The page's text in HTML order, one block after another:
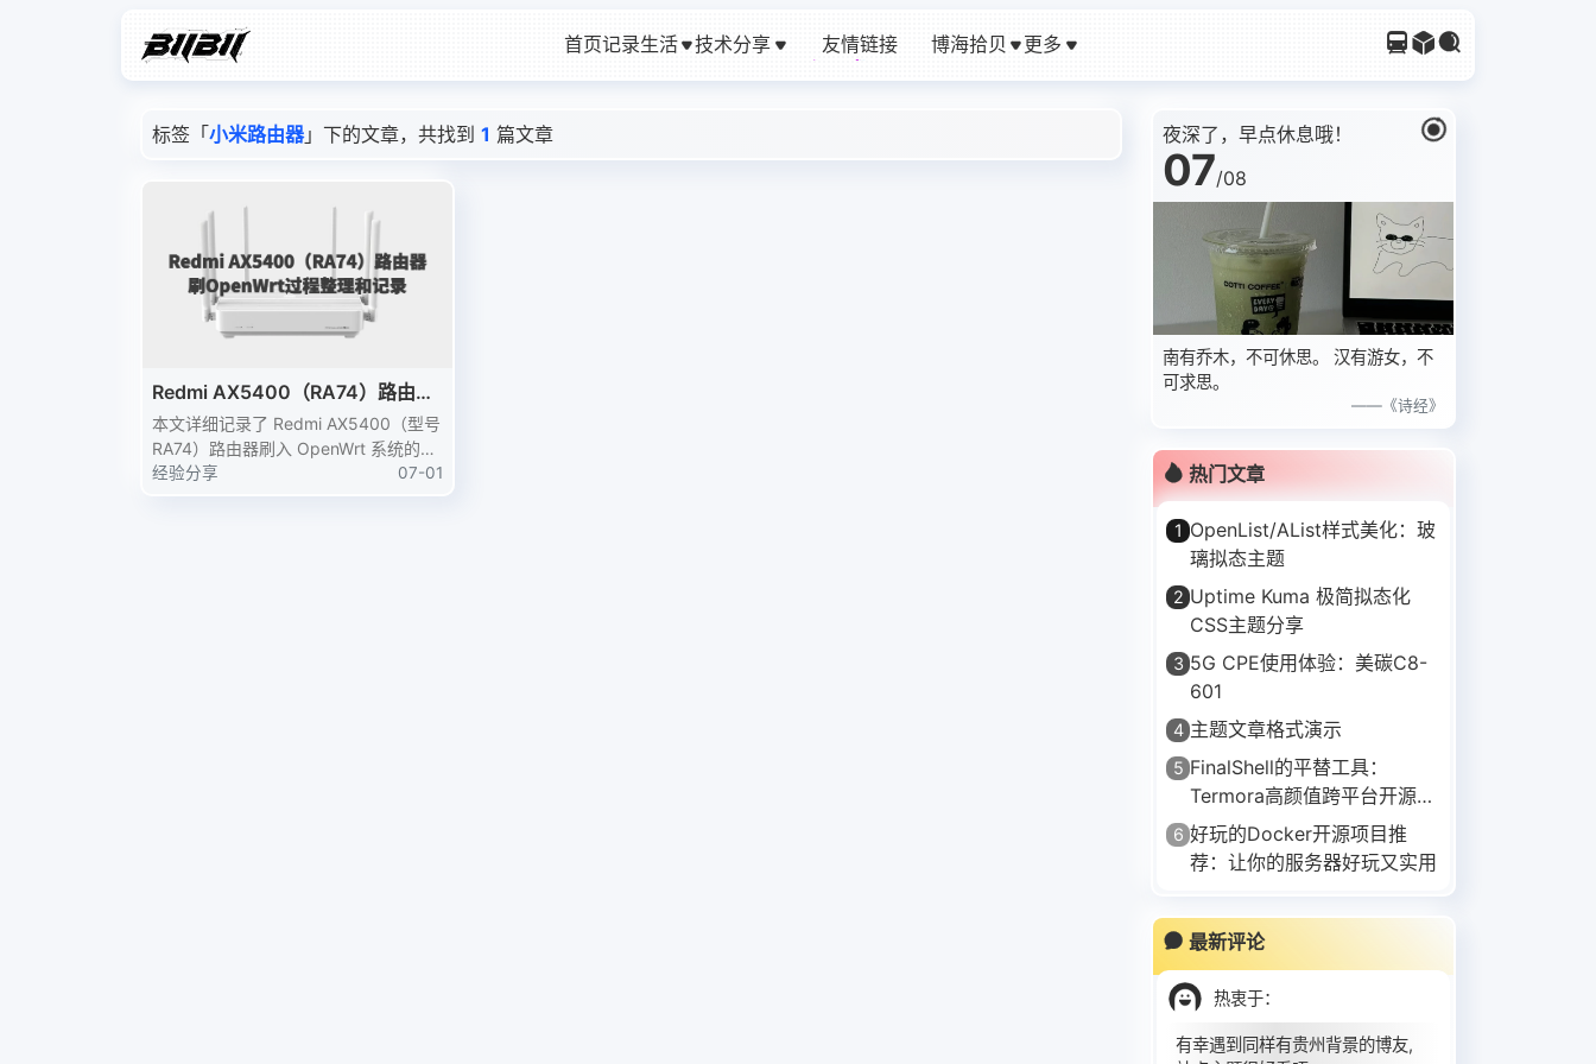
首页记录生活 技术分享 友情链接 博海拾贝 更多
标签「 小米路由器」下的文章，共找到 1 篇文章
Redmi AX5400（RA74）路由器
刷OpenWrt过程整理和记录
本文详细记录了 Redmi AX5400（型号
RA74）路由器刷入 OpenWrt 系统的完
整过程。从确认路由器版本、下载 XMi
R-Patcher 工具和固件，到开启 SSH、
经验分享 07-01
夜深了，早点休息哦！
07/08
南有乔木，不可休思。 汉有游女，不
可求思。
——《诗经》
热门文章
1 OpenList/AList样式美化：玻
璃拟态主题
2 Uptime Kuma 极简拟态化
CSS主题分享
3 5G CPE使用体验：美碳C8-
601
4 主题文章格式演示
5 FinalShell的平替工具：
Termora高颜值跨平台开源
SSH客户端
6 好玩的Docker开源项目推
荐：让你的服务器好玩又实用
最新评论
热衷于：
有幸遇到同样有贵州背景的博友,